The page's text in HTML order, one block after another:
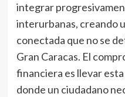
integrar
interurbanas, creando
conectada que no se
Gran Caracas. El
financiera es llevar
donde un ciudadano